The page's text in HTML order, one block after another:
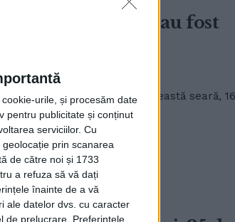
urile, și procesăm date
pentru publicitate și conținut
serviciilor. Cu
prin scanarea
de către noi și 1733
a refuza să vă dați
înainte de a vă
ale datelor dvs. cu caracter
de prelucrare. Preferințele
16 persoane au fost
”Bucovina” Suceava, în această seară,